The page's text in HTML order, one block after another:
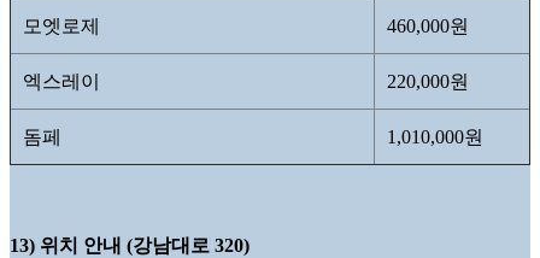
모엣로제 460,000원
엑스레이 220,000원
돔페 1,010,000원
13) 위치 안내 (강남대로 320)